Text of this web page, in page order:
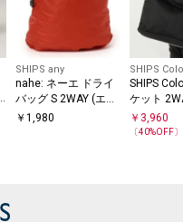
SHIPS any
nahe: ネーエ ドライ
バッグ S 2WAY (エコ
バッグ / サブバッグ)
￥ 1,980
SHIPS
SHIPS
ケット
ダー バッ
￥ 3,960
〔40%OFF〕